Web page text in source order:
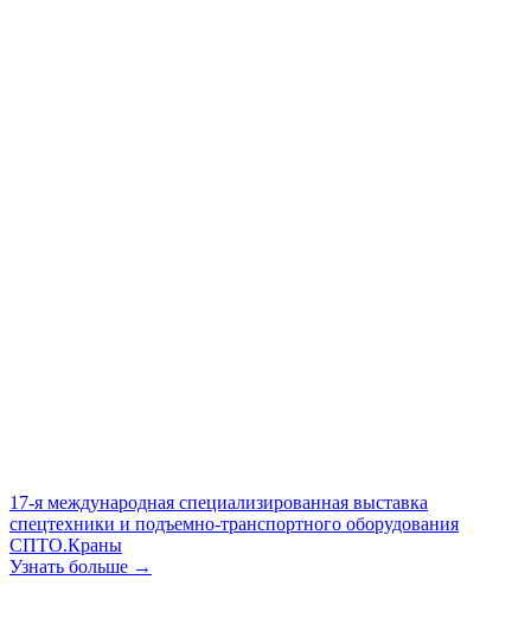
17-я международная специализированная выставка
спецтехники и подъемно-транспортного оборудования
СПТО.Краны
Узнать больше →